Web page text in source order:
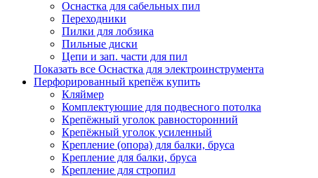
Оснастка для сабельных пил
Переходники
Пилки для лобзика
Пильные диски
Цепи и зап. части для пил
Показать все Оснастка для электроинструмента
Перфорированный крепёж купить
Кляймер
Комплектуюшие для подвесного потолка
Крепёжный уголок равносторонний
Крепёжный уголок усиленный
Крепление (опора) для балки, бруса
Крепление для балки, бруса
Крепление для стропил